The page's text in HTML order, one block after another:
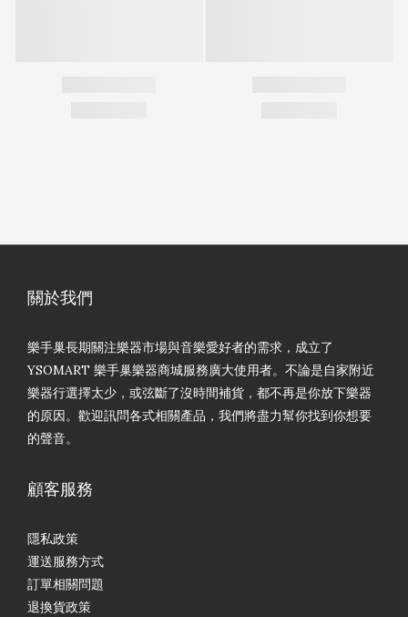
關於我們
樂手巢長期關注樂器市場與音樂愛好者的需求，成立了
YSOMART 樂手巢樂器商城服務廣大使用者。不論是自家附近
樂器行選擇太少，或弦斷了沒時間補貨，都不再是你放下樂器
的原因。歡迎訊問各式相關產品，我們將盡力幫你找到你想要
的聲音。
顧客服務
隱私政策
運送服務方式
訂單相關問題
退換貨政策